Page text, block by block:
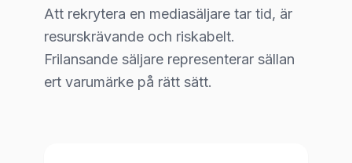
Att rekrytera en mediasäljare tar tid, är
resurskrävande och riskabelt.
Frilansande säljare representerar sällan
ert varumärke på rätt sätt.